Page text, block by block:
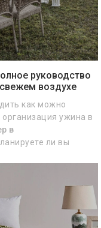
руководство
воздухе
как можно
ужина в
в
ли вы
и комфортной